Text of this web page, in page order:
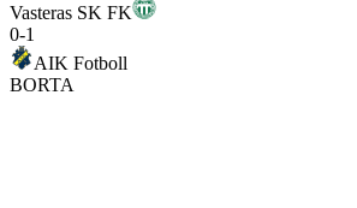
Vasteras SK FK
0-1
AIK Fotboll
BORTA